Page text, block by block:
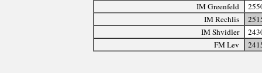
IM Greenfeld
IM Rechlis
IM Shvidler
FM Lev